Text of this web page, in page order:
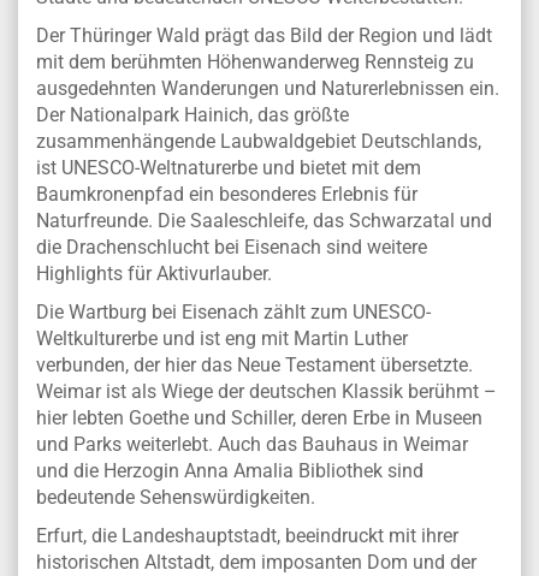
Der Thüringer Wald prägt das Bild der Region und lädt
mit dem berühmten Höhenwanderweg Rennsteig zu
ausgedehnten Wanderungen und Naturerlebnissen ein.
Der Nationalpark Hainich, das größte
zusammenhängende Laubwaldgebiet Deutschlands,
ist UNESCO-Weltnaturerbe und bietet mit dem
Baumkronenpfad ein besonderes Erlebnis für
Naturfreunde. Die Saaleschleife, das Schwarzatal und
die Drachenschlucht bei Eisenach sind weitere
Highlights für Aktivurlauber.
Die Wartburg bei Eisenach zählt zum UNESCO-
Weltkulturerbe und ist eng mit Martin Luther
verbunden, der hier das Neue Testament übersetzte.
Weimar ist als Wiege der deutschen Klassik berühmt –
hier lebten Goethe und Schiller, deren Erbe in Museen
und Parks weiterlebt. Auch das Bauhaus in Weimar
und die Herzogin Anna Amalia Bibliothek sind
bedeutende Sehenswürdigkeiten.
Erfurt, die Landeshauptstadt, beeindruckt mit ihrer
historischen Altstadt, dem imposanten Dom und der